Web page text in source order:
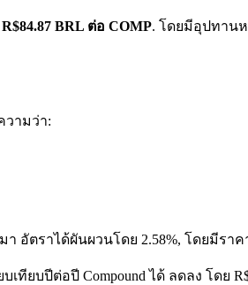
BRL ต่อ COMP. โดยมีอุปทานห
วามว่า:
อัตราได้ผันผวนโดย 2.58%, โดยมีรา
บเทียบปีต่อปี Compound ได้ ลดลง โดย